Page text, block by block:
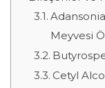
Meyvesi
Cetyl